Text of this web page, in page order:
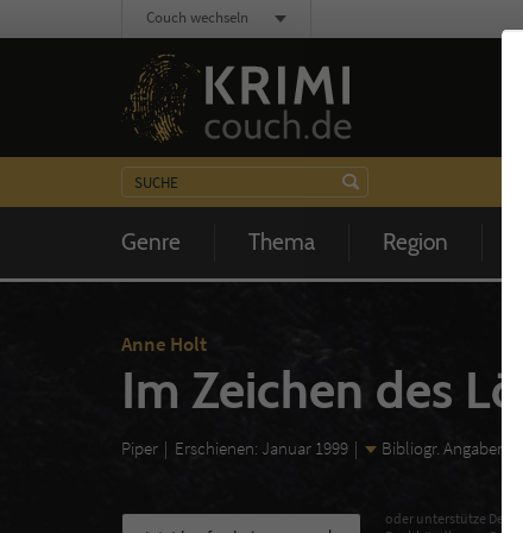
Genre Thema Region
Couch wechseln
Anne Holt
Im Zeichen des
Piper Erschienen: Januar 1999 Bibliogr. Angaben
oder unterstütze